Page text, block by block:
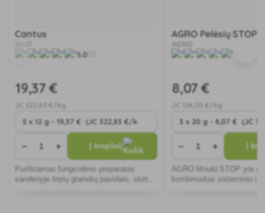
Cantus
BASF
5.0
19,37 €
JC 322 ,83 €/kg
− + Į krepšelį
Purškiamas fungicidinis preparatas
vandenyje tirpių granulių pavidalo, skirtas
AGRO Pelėsių STOP
AGRO
8,07 €
JC 134 ,50 €/kg
− + Į
AGRO Mould STOP yra
kombinuotas sisteminio ir